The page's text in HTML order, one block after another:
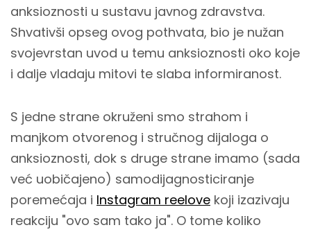
anksioznosti u sustavu javnog zdravstva.
Shvativši opseg ovog pothvata, bio je nužan
svojevrstan uvod u temu anksioznosti oko koje
i dalje vladaju mitovi te slaba informiranost.
S jedne strane okruženi smo strahom i
manjkom otvorenog i stručnog dijaloga o
anksioznosti, dok s druge strane imamo (sada
već uobičajeno) samodijagnosticiranje
poremećaja i Instagram reelove koji izazivaju
reakciju "ovo sam tako ja". O tome koliko